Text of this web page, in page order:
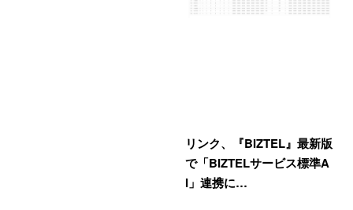
リンク、『BIZTEL』最新版
で「BIZTELサービス標準A
I」連携に…